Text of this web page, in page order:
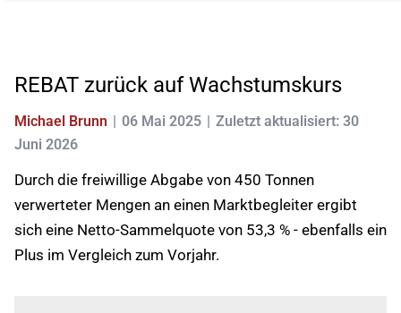
REBAT zurück auf Wachstumskurs
Michael Brunn 06 Mai 2025
Zuletzt aktualisiert: 30
Juni 2026
Durch die freiwillige Abgabe von 450 Tonnen
verwerteter Mengen an einen Marktbegleiter ergibt
sich eine Netto-Sammelquote von 53,3 % - ebenfalls ein
Plus im Vergleich zum Vorjahr.